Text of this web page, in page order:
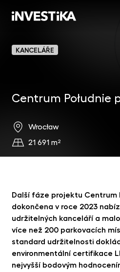
KANCELÁŘE
Centrum Południe
Wrocław
21 691 m²
Další fáze projektu Centrum
dokončena v roce 2023
udržitelných kanceláří a
více než 200 parkovacích
standard udržitelnosti
environmentální certifikace
nejvyšší bodovým